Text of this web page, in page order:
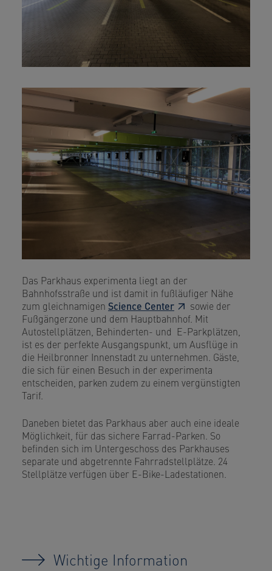
Das Parkhaus experimenta liegt an der
Bahnhofsstraße und ist damit in fußläufiger Nähe
zum gleichnamigen Science Center
sowie der
Fußgängerzone und dem Hauptbahnhof. Mit
Autostellplätzen, Behinderten- und E-Parkplätzen,
ist es der perfekte Ausgangspunkt, um Ausflüge in
die Heilbronner Innenstadt zu unternehmen. Gäste,
die sich für einen Besuch in der experimenta
entscheiden, parken zudem zu einem vergünstigten
Tarif.
Daneben bietet das Parkhaus aber auch eine ideale
Möglichkeit, für das sichere Farrad-Parken. So
befinden sich im Untergeschoss des Parkhauses
separate und abgetrennte Fahrradstellplätze. 24
Stellplätze verfügen über E-Bike-Ladestationen.
Wichtige Information